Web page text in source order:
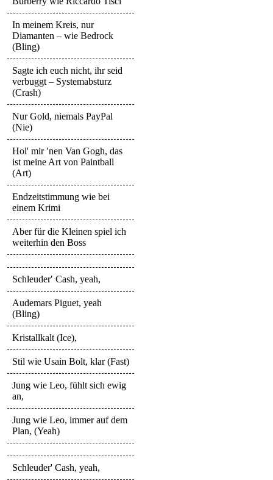
In meinem Kreis, nur
Diamanten – wie Bedrock
(Bling)
Sagte ich euch nicht, ihr seid
verbuggt – Systemabsturz
(Crash)
Nur Gold, niemals PayPal
(Nie)
Hol' mir ′nen Van Gogh, das
ist meine Art von Paintball
(Art)
Endzeitstimmung wie bei
einem Krimi
Aber für die Kleinen spiel ich
weiterhin den Boss
Schleuder′ Cash, yeah,
Audemars Piguet, yeah
(Bling)
Kristallkalt (Ice),
Stil wie Usain Bolt, klar (Fast)
Jung wie Leo, fühlt sich ewig
an,
Jung wie Leo, immer auf dem
Plan, (Yeah)
Schleuder' Cash, yeah,